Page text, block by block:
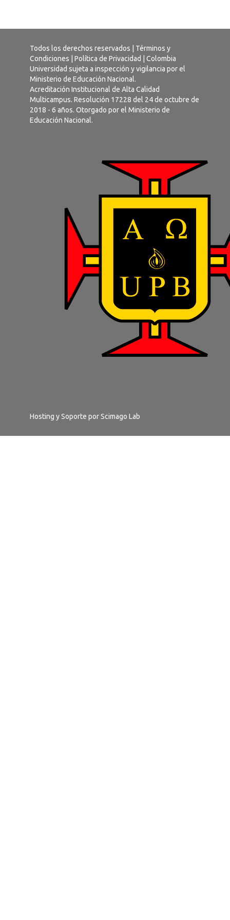
Todos los derechos reservados | Términos y
Condiciones
Política de Privacidad | Colombia
Universidad sujeta a inspección y vigilancia por el
Ministerio de Educación Nacional.
Acreditación Institucional de Alta Calidad
Multicampus. Resolución 17228 del 24 de octubre de
2018 - 6 años. Otorgado por el Ministerio de
Educación Nacional.
Hosting y Soporte porScimago Lab